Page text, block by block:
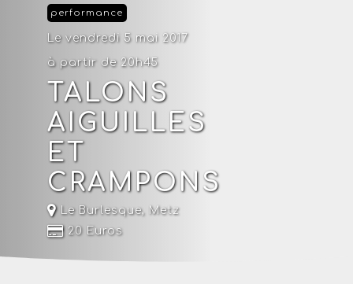
performance
Le vendredi 5 mai 2017
à partir de 20h45
TALONS
AIGUILLES
ET
CRAMPONS
Le Burlesque, Metz
20 Euros